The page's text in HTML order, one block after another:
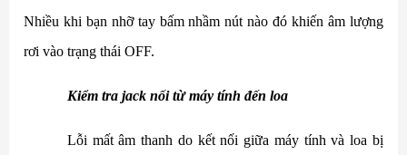
Nhiều khi bạn nhỡ tay bấm nhầm nút nào đó khiến âm lượng
rơi vào trạng thái OFF.
Kiểm tra jack nối từ máy tính đến loa
Lỗi mất âm thanh do kết nối giữa máy tính và loa bị